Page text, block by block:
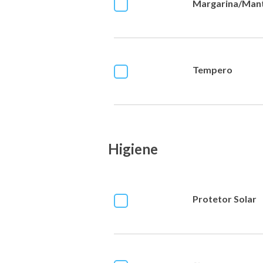
Margarina/
Tempero
Higiene
Protetor Solar